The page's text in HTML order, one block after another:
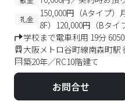
礼金
150,000円（Aタイプ
8F）120,000円（Bタイ
学校まで電車利用 19分
大阪メトロ谷町線南森町駅
築20年／RC10階建て
お問合せ